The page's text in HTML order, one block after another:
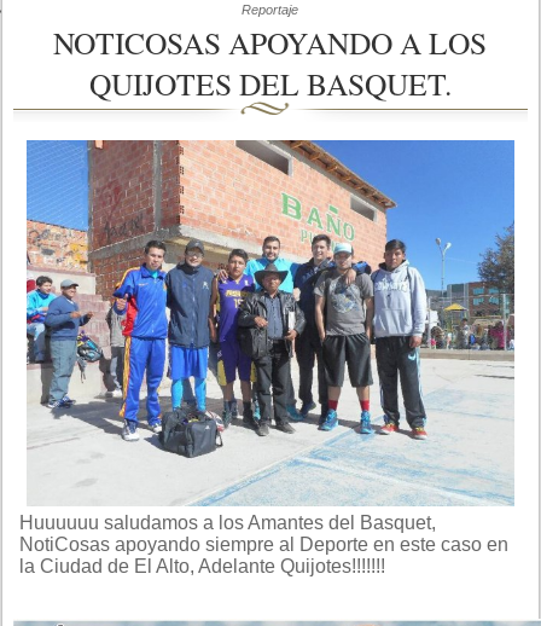
Reportaje
NOTICOSAS APOYANDO A LOS
QUIJOTES DEL BASQUET.
Huuuuuu saludamos a los Amantes del Basquet,
NotiCosas apoyando siempre al Deporte en este caso en
la Ciudad de El Alto, Adelante Quijotes!!!!!!!